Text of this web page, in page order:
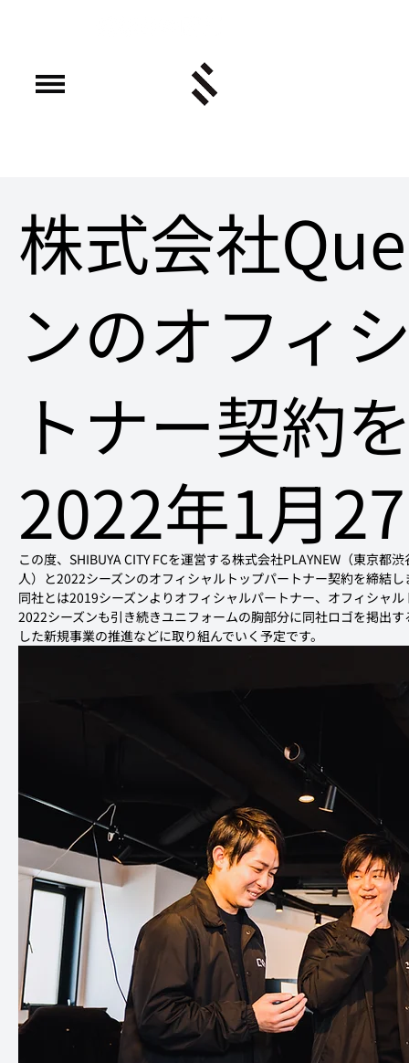
株式会社
ンのオフィ
トナー契約
2022年1月
この度、SHIBUYA CITY FCを運営する株式会社PLAYNEW（東京
人）と2022シーズンのオフィシャルトップパートナー契約を締結し
同社とは2019シーズンよりオフィシャルパートナー、オフィシャ
2022シーズンも引き続きユニフォームの胸部分に同社ロゴを掲出
した新規事業の推進などに取り組んでいく予定です。